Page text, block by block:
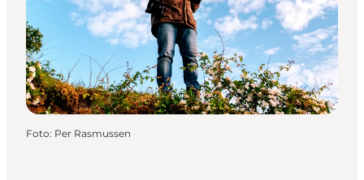
Foto: Per Rasmussen